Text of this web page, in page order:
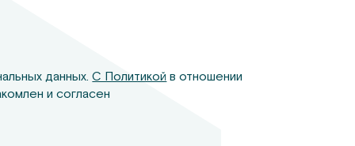
данных.С Политикой в отношении
и согласен